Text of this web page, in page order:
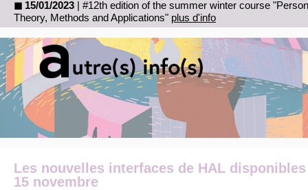
◼ 15/01/2023 | #12th edition of the summer winter course
Theory, Methods and Applications" plus d'info
Les nouvelles interfaces de HAL
15 novembre